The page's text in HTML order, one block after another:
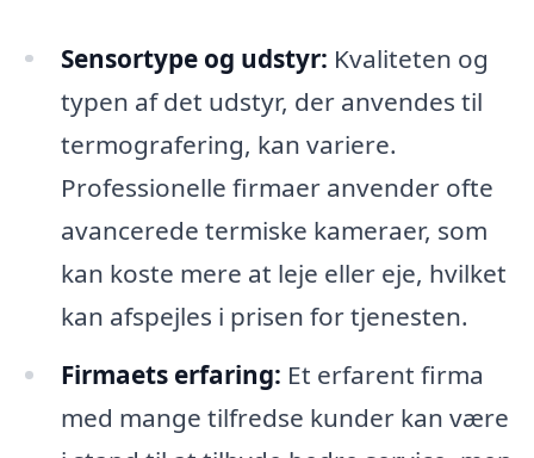
Sensortype og udstyr: Kvaliteten og
typen af det udstyr, der anvendes til
termografering, kan variere.
Professionelle firmaer anvender ofte
avancerede termiske kameraer, som
kan koste mere at leje eller eje, hvilket
kan afspejles i prisen for tjenesten.
Firmaets erfaring: Et erfarent firma
med mange tilfredse kunder kan være